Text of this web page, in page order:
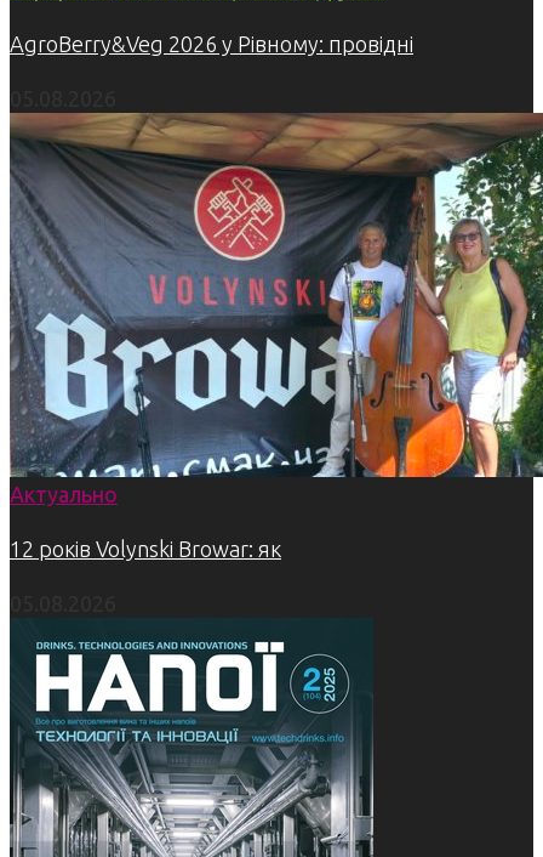
AgroBerry&Veg 2026 у Рівному: провідні
Актуально
12 років Volynski Browar: як